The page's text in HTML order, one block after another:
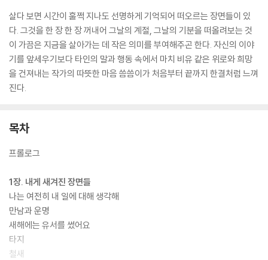
살다 보면 시간이 훌쩍 지나도 선명하게 기억되어 떠오르는 장면들이 있
다. 그것을 한 장 한 장 꺼내어 그날의 계절, 그날의 기분을 떠올려보는 것
이 가끔은 지금을 살아가는 데 작은 의미를 부여해주곤 한다. 자신의 이야
기를 앞세우기보다 타인의 말과 행동 속에서 마치 비유 같은 위로와 희망
을 건져내는 작가의 따뜻한 마음 씀씀이가 처음부터 끝까지 한결처럼 느껴
진다.
목차
프롤로그
1장. 내게 새겨진 장면들
나는 여전히 내 일에 대해 생각해
만남과 운명
새해에는 유서를 썼어요
타지
철새